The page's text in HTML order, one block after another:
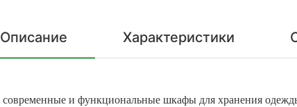
Описание Характеристики
и функциональные шкафы для хранения